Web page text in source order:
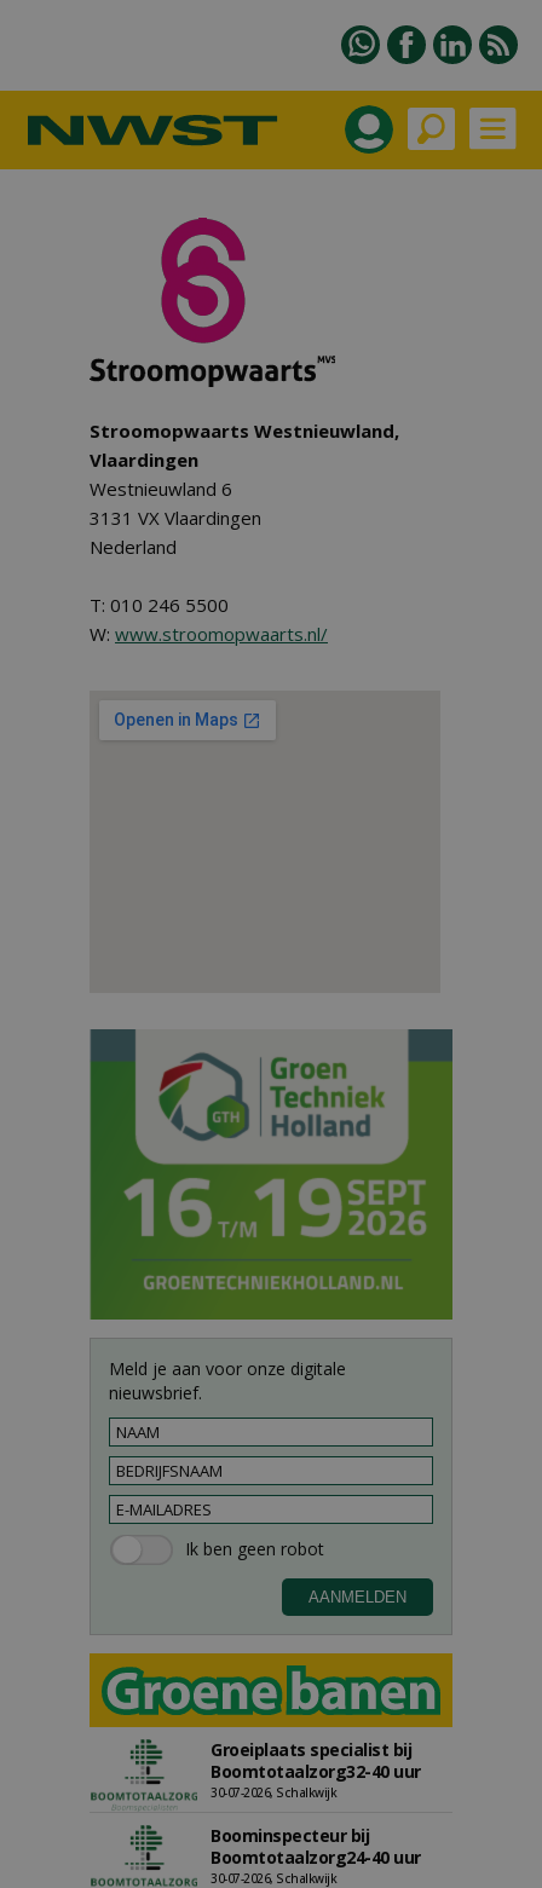
Stroomopwaarts Westnieuwland,
Vlaardingen
Westnieuwland 6
3131 VX Vlaardingen
Nederland
T: 010 246 5500
W: www.stroomopwaarts.nl/
Meld je aan voor onze digitale
nieuwsbrief.
Groeiplaats specialist bij
Boomtotaalzorg32-40 uur
30-07-2026, Schalkwijk
Boominspecteur bij
Boomtotaalzorg24-40 uur
30-07-2026, Schalkwijk